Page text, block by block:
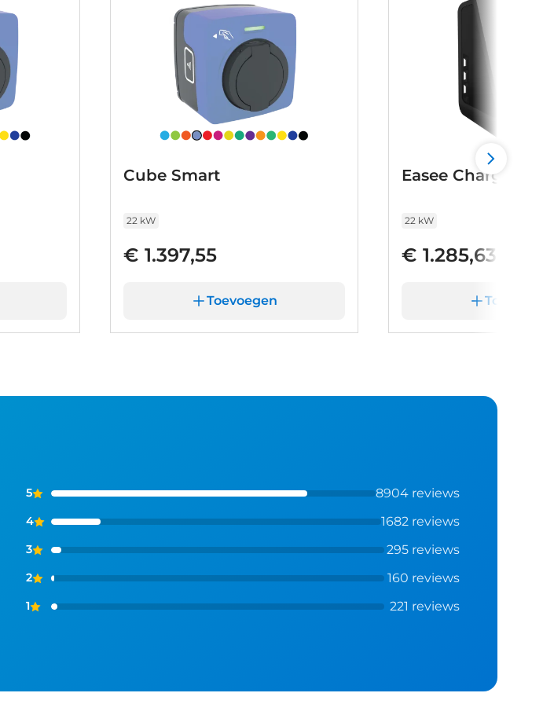
Cube Smart
22 kW
€ 1.397,55
Toevoegen
Easee Charge
22 kW
€ 1.285,63
5 8904 reviews
4 1682 reviews
3 295 reviews
2 160 reviews
1 221 reviews